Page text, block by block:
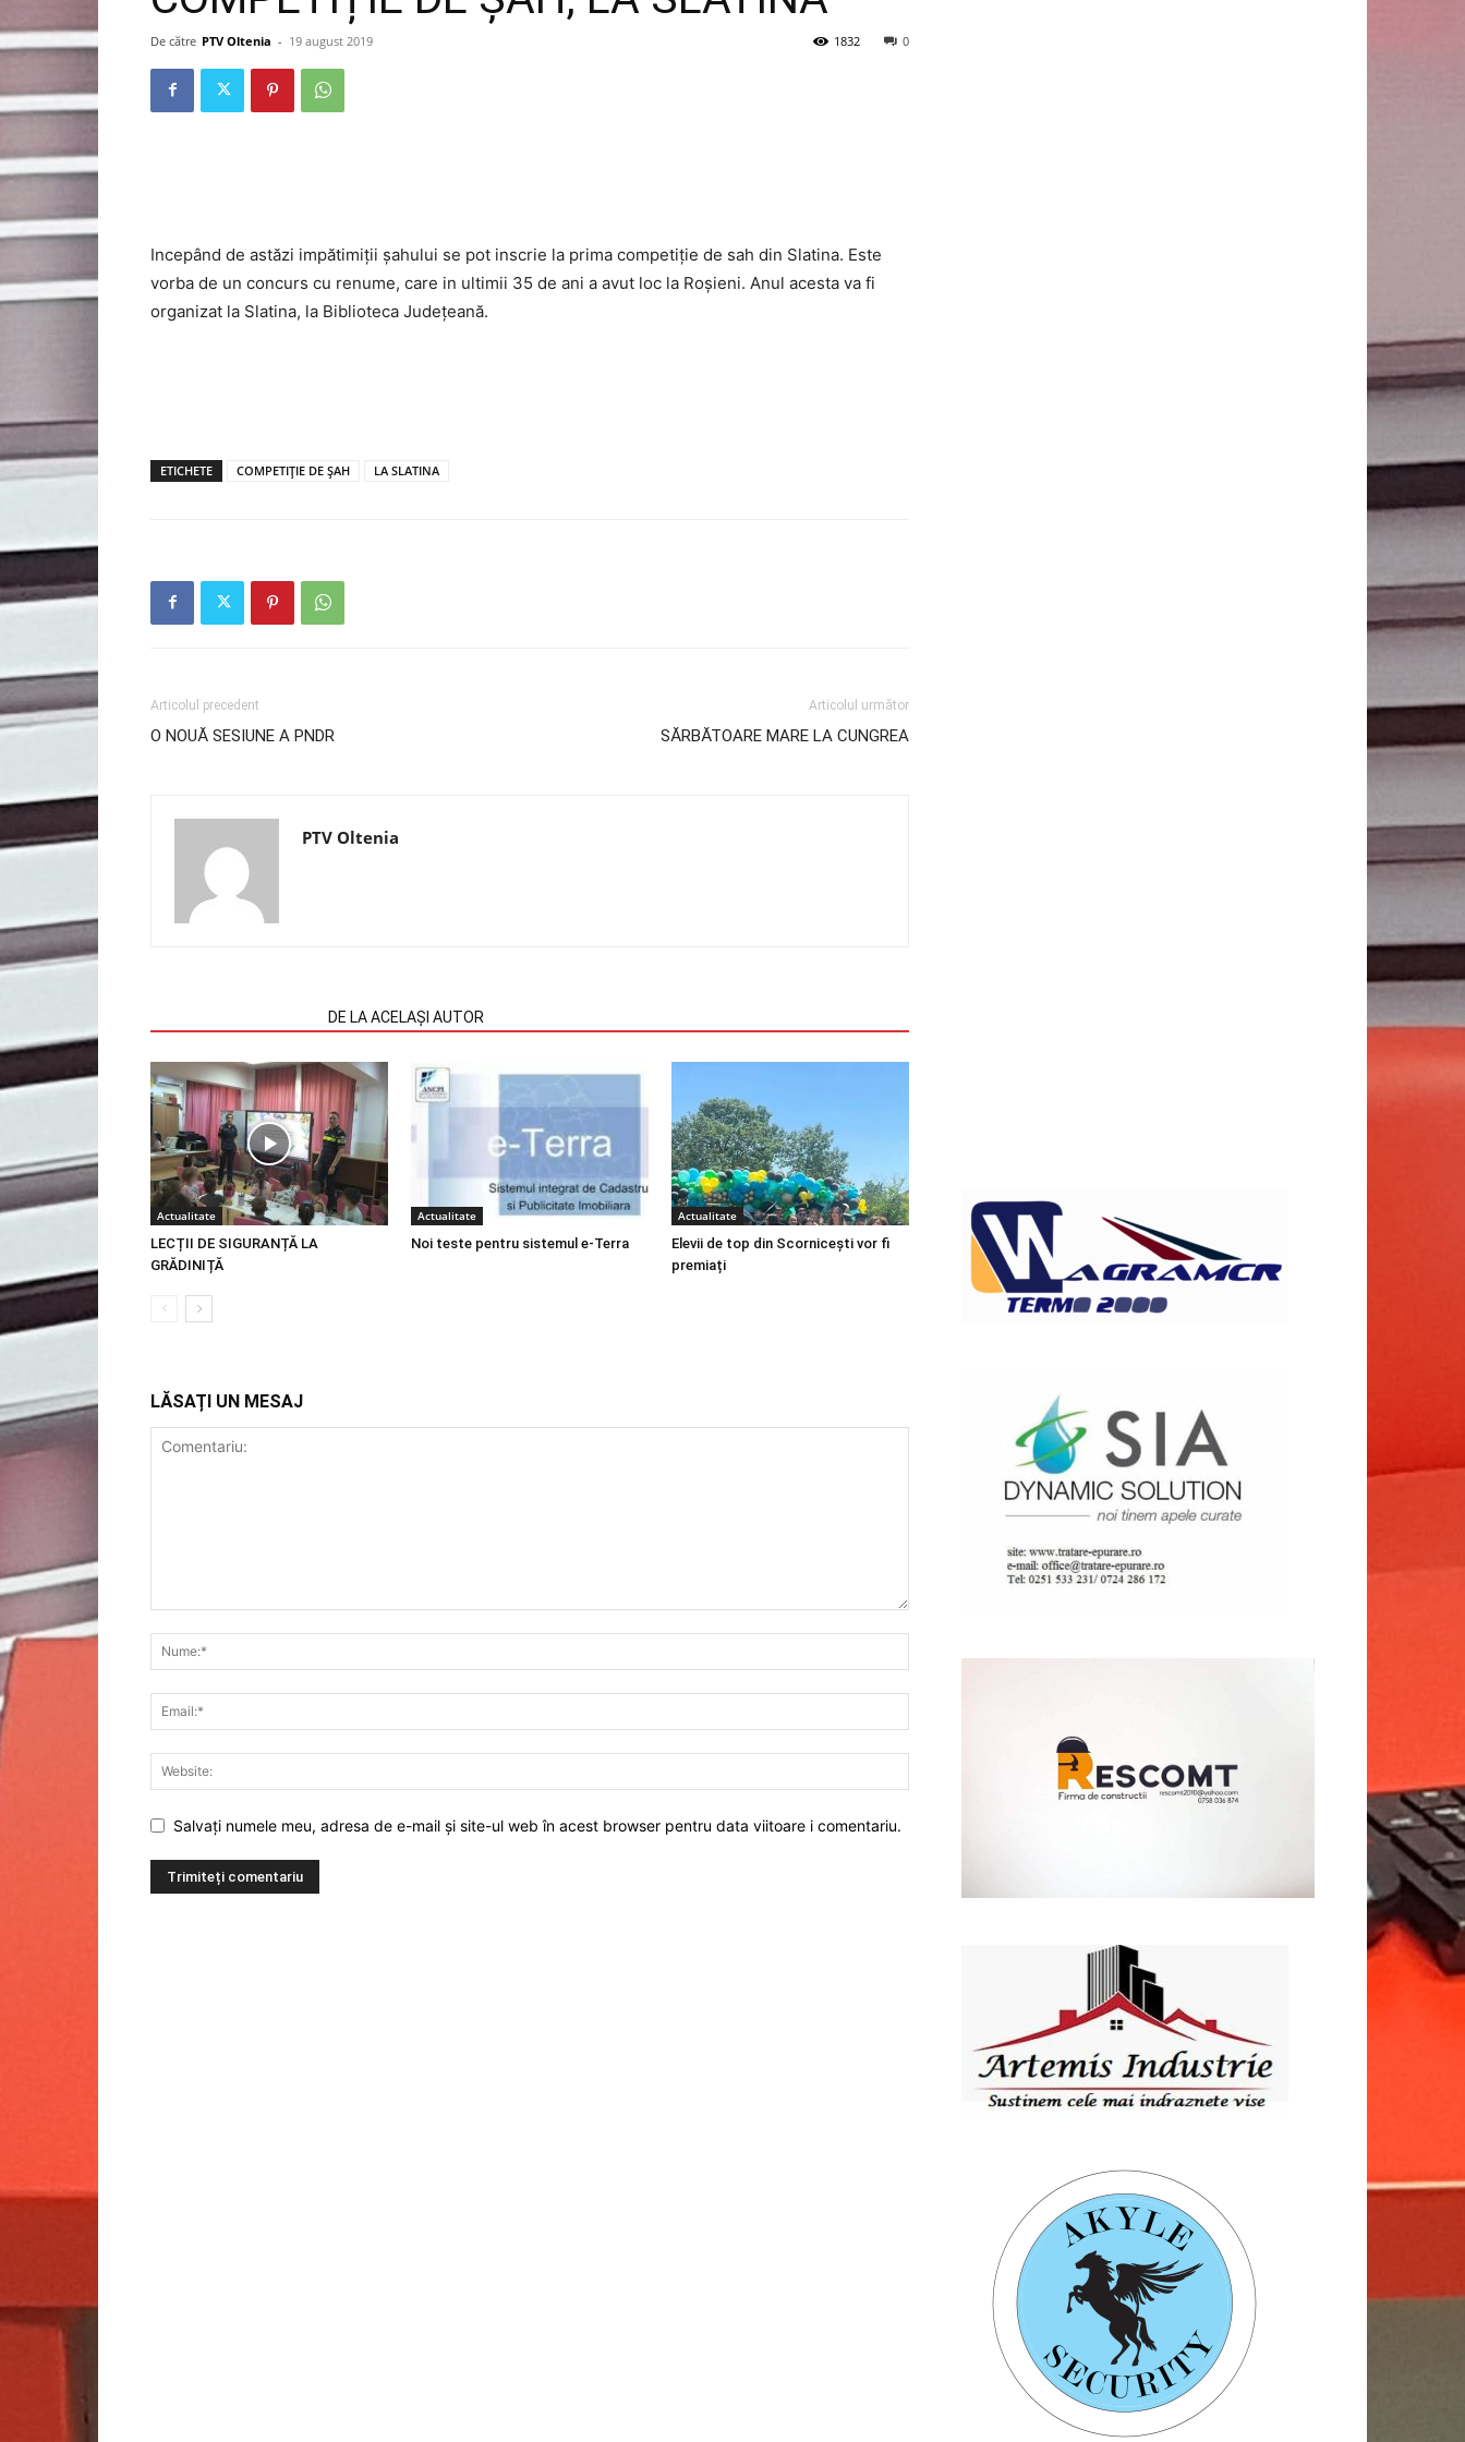
De către PTV Oltenia - 19 august 2019 0
1832
Incepând de astăzi impătimiții șahului se pot inscrie la prima competiție de sah din Slatina. Este
vorba de un concurs cu renume, care in ultimii 35 de ani a avut loc la Roșieni. Anul acesta va fi
organizat la Slatina, la Biblioteca Județeană.
ETICHETE COMPETIȚIE DE ȘAH LA SLATINA
Articolul precedent
O NOUĂ SESIUNE A PNDR
Articolul următor
SĂRBĂTOARE MARE LA CUNGREA
PTV Oltenia
DE LA ACELAȘI AUTOR
Actualitate
LECȚII DE SIGURANȚĂ LA
GRĂDINIȚĂ
Actualitate
Noi teste pentru sistemul e-Terra
Actualitate
Elevii de top din Scornicești vor fi
premiați
LĂSAȚI UN MESAJ
Salvați numele meu, adresa de e-mail și site-ul web în acest browser pentru data viitoare i comentariu.